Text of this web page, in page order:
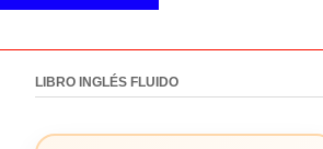
LIBRO INGLÉS FLUIDO